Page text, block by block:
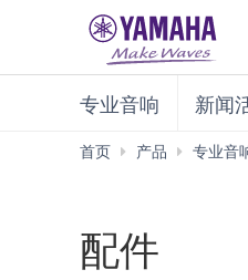
专业音响 新闻
首页 产品 专业音
配件